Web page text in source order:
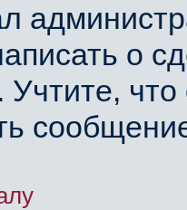
о